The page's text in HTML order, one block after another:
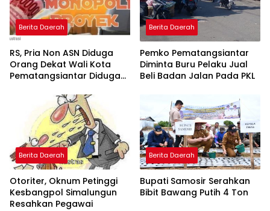
Berita Daerah
RS, Pria Non ASN Diduga
Orang Dekat Wali Kota
Pematangsiantar Diduga
Kontraktor
Berita Daerah
Pemko Pematangsiantar
Diminta Buru Pelaku Jual
Beli Badan Jalan Pada PKL
Berita Daerah
Otoriter, Oknum Petinggi
Kesbangpol Simalungun
Resahkan Pegawai
Berita Daerah
Bupati Samosir Serahkan
Bibit Bawang Putih 4 Ton